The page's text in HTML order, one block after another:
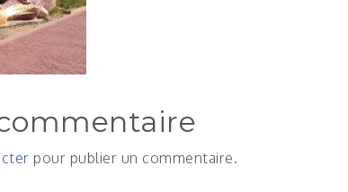
pour publier un commentaire.